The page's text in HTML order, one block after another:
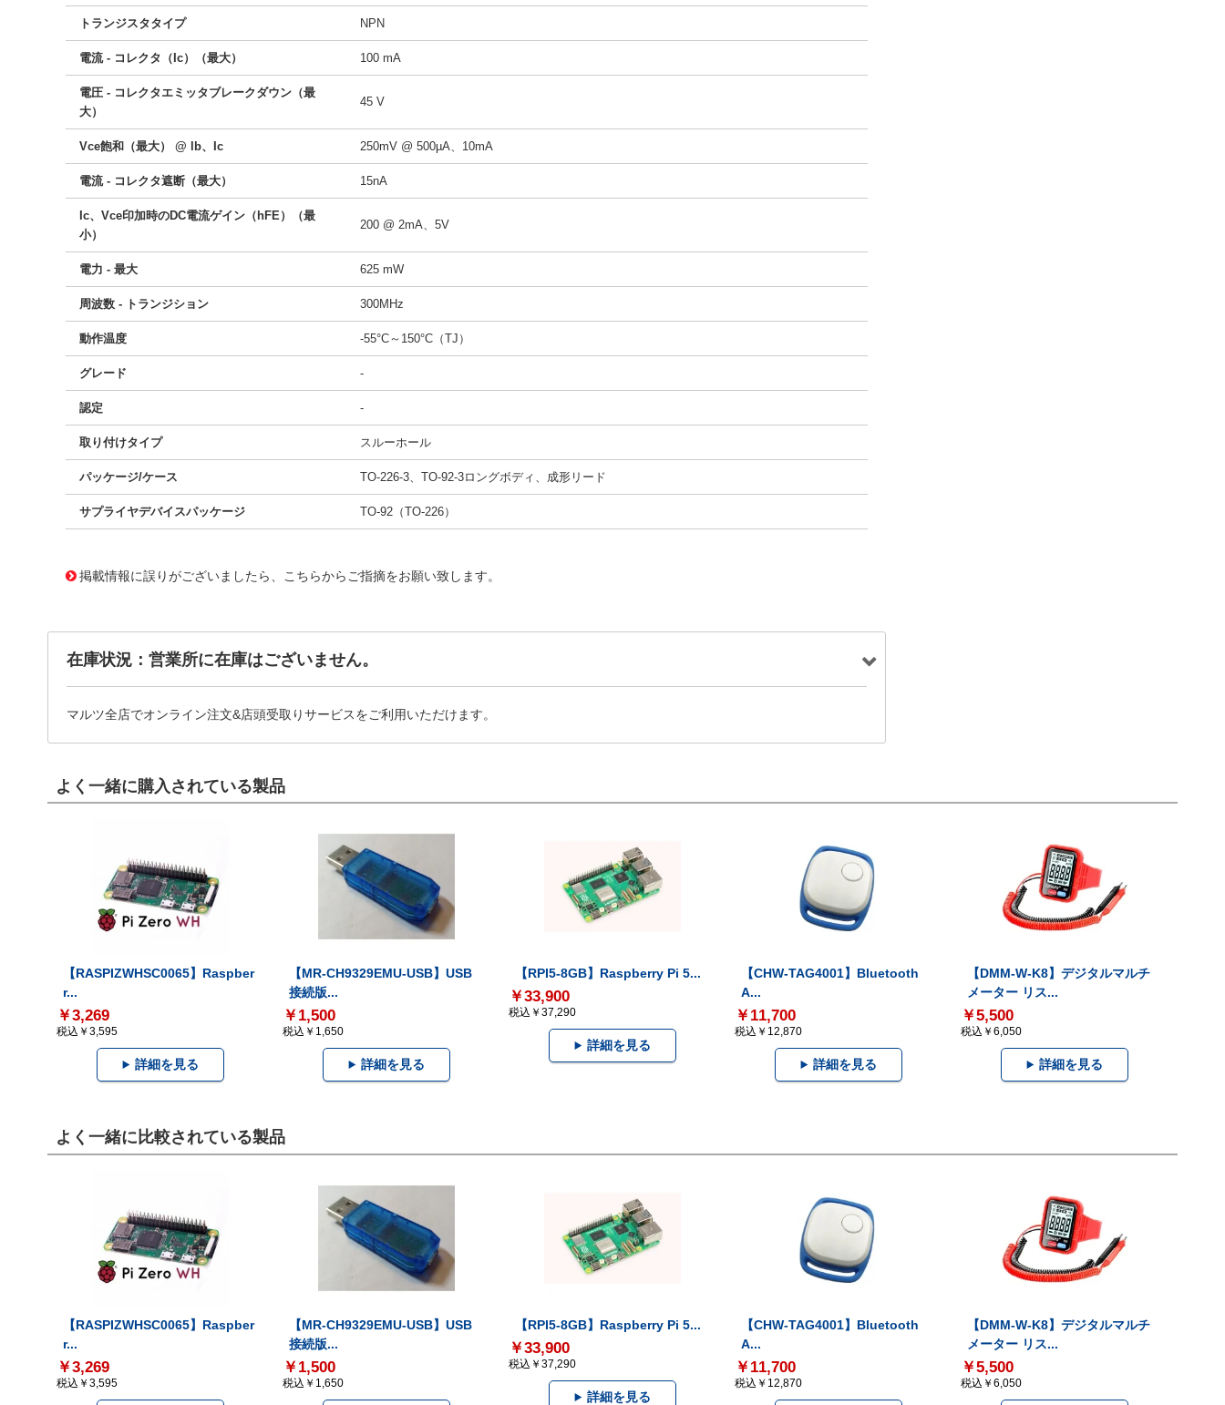
トランジスタタイプ NPN
電流 - コレクタ（Ic）（最大） 100 mA
電圧 - コレクタエミッタブレークダウン（最
大）
45 V
Vce飽和（最大） @ lb、Ic 250mV @ 500µA、10mA
電流 - コレクタ遮断（最大） 15nA
Ic、Vce印加時のDC電流ゲイン（hFE）（最
小）
200 @ 2mA、5V
電力 - 最大 625 mW
周波数 - トランジション 300MHz
動作温度 -55°C～150°C（TJ）
グレード -
認定 -
取り付けタイプ スルーホール
パッケージ/ケース TO-226-3、TO-92-3ロングボディ、成形リード
サプライヤデバイスパッケージ TO-92（TO-226）
掲載情報に誤りがございましたら、こちらからご指摘をお願い致します。
在庫状況：営業所に在庫はございません。
マルツ全店でオンライン注文&店頭受取りサービスをご利用いただけます。
よく一緒に購入されている製品
【RASPIZWHSC0065】Raspber
r...
￥3,269
税込￥3,595
詳細を見る
【MR-CH9329EMU-USB】USB
接続版...
￥1,500
税込￥1,650
詳細を見る
【RPI5-8GB】Raspberry Pi 5...
￥33,900
税込￥37,290
詳細を見る
【CHW-TAG4001】Bluetooth
A...
￥11,700
税込￥12,870
詳細を見る
【DMM-W-K8】デジタルマルチ
メーター リス...
￥5,500
税込￥6,050
詳細を見る
よく一緒に比較されている製品
【RASPIZWHSC0065】Raspber
r...
￥3,269
税込￥3,595
【MR-CH9329EMU-USB】USB
接続版...
￥1,500
税込￥1,650
【RPI5-8GB】Raspberry Pi 5...
￥33,900
税込￥37,290
詳細を見る
【CHW-TAG4001】Bluetooth
A...
￥11,700
税込￥12,870
【DMM-W-K8】デジタルマルチ
メーター リス...
￥5,500
税込￥6,050